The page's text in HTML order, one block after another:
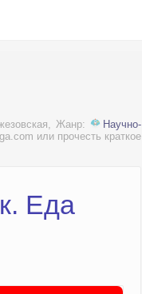
Жанр:
Научно-
или прочесть краткое
Еда